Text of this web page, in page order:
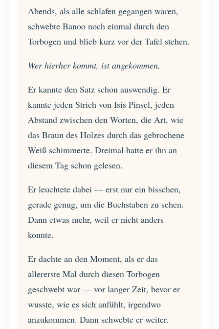
Abends, als alle schlafen gegangen waren,
schwebte Banoo noch einmal durch den
Torbogen und blieb kurz vor der Tafel stehen.
Wer hierher kommt, ist angekommen.
Er kannte den Satz schon auswendig. Er
kannte jeden Strich von Isis Pinsel, jeden
Abstand zwischen den Worten, die Art, wie
das Braun des Holzes durch das gebrochene
Weiß schimmerte. Dreimal hatte er ihn an
diesem Tag schon gelesen.
Er leuchtete dabei — erst nur ein bisschen,
gerade genug, um die Buchstaben zu sehen.
Dann etwas mehr, weil er nicht anders
konnte.
Er dachte an den Moment, als er das
allererste Mal durch diesen Torbogen
geschwebt war — vor langer Zeit, bevor er
wusste, wie es sich anfühlt, irgendwo
anzukommen. Dann schwebte er weiter.